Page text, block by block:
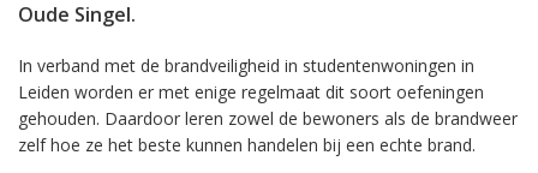
Oude Singel.
In verband met de brandveiligheid in studentenwoningen in
Leiden worden er met enige regelmaat dit soort oefeningen
gehouden. Daardoor leren zowel de bewoners als de brandweer
zelf hoe ze het beste kunnen handelen bij een echte brand.